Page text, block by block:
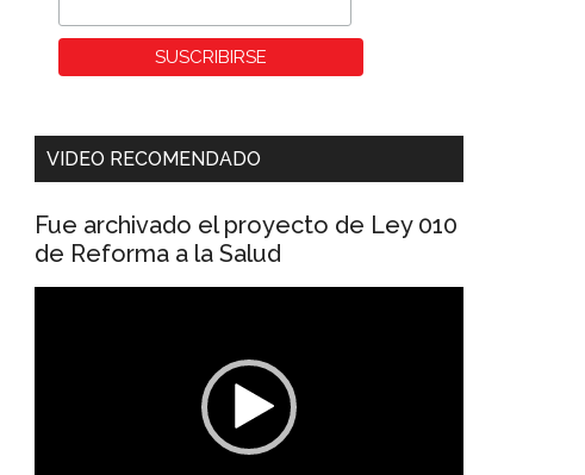
VIDEO RECOMENDADO
Fue archivado el proyecto de Ley 010
de Reforma a la Salud